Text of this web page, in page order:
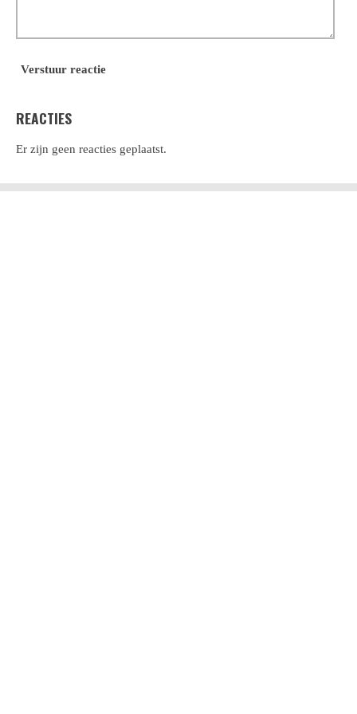
Verstuur reactie
REACTIES
Er zijn geen reacties geplaatst.